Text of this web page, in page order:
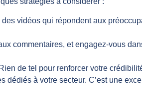
vidéos qui répondent aux
commentaires, et engagez-vous
de tel pour renforcer votre
dédiés à votre secteur. C’est une